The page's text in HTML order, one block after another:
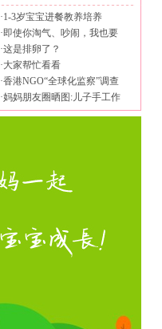
·1-3岁宝宝进餐教养培养
·即使你淘气、吵闹，我也要
·这是排卵了？
·大家帮忙看看
·香港NGO“全球化监察”调查
·妈妈朋友圈晒图:儿子手工作